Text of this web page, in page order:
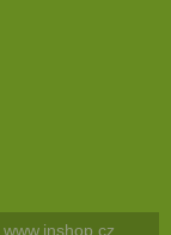
www.inshop.cz